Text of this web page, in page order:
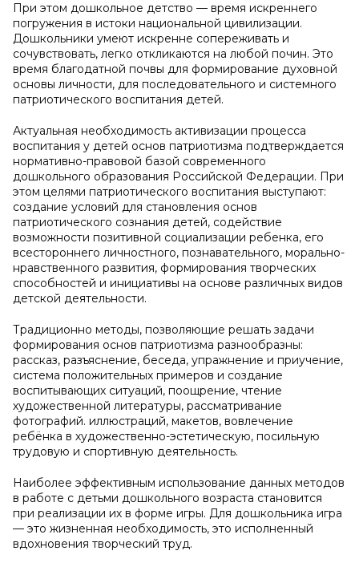
При этом дошкольное детство — время искреннего
погружения в истоки национальной цивилизации.
Дошкольники умеют искренне сопереживать и
сочувствовать, легко откликаются на любой почин. Это
время благодатной почвы для формирование духовной
основы личности, для последовательного и системного
патриотического воспитания детей.
Актуальная необходимость активизации процесса
воспитания у детей основ патриотизма подтверждается
нормативно-правовой базой современного
дошкольного образования Российской Федерации. При
этом целями патриотического воспитания выступают:
создание условий для становления основ
патриотического сознания детей, содействие
возможности позитивной социализации ребенка, его
всестороннего личностного, познавательного, морально-
нравственного развития, формирования творческих
способностей и инициативы на основе различных видов
детской деятельности.
Традиционно методы, позволяющие решать задачи
формирования основ патриотизма разнообразны:
рассказ, разъяснение, беседа, упражнение и приучение,
система положительных примеров и создание
воспитывающих ситуаций, поощрение, чтение
художественной литературы, рассматривание
фотографий. иллюстраций, макетов, вовлечение
ребёнка в художественно-эстетическую, посильную
трудовую и спортивную деятельность.
Наиболее эффективным использование данных методов
в работе с детьми дошкольного возраста становится
при реализации их в форме игры. Для дошкольника игра
— это жизненная необходимость, это исполненный
вдохновения творческий труд.